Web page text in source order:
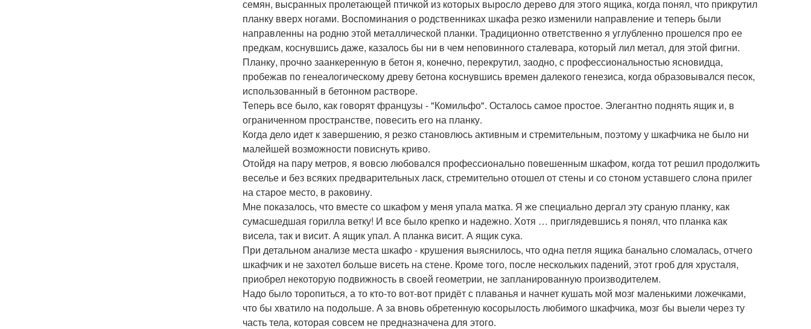
семян, высранных пролетающей птичкой из которых выросло дерево для этого ящика, когда понял, что прикрутил
планку вверх ногами. Воспоминания о родственниках шкафа резко изменили направление и теперь были
направленны на родню этой металлической планки. Традиционно ответственно я углубленно прошелся про ее
предкам, коснувшись даже, казалось бы ни в чем неповинного сталевара, который лил метал, для этой фигни.
Планку, прочно заанкеренную в бетон я, конечно, перекрутил, заодно, с профессиональностью ясновидца,
пробежав по генеалогическому древу бетона коснувшись времен далекого генезиса, когда образовывался песок,
использованный в бетонном растворе.
Теперь все было, как говорят французы - "Комильфо". Осталось самое простое. Элегантно поднять ящик и, в
ограниченном пространстве, повесить его на планку.
Когда дело идет к завершению, я резко становлюсь активным и стремительным, поэтому у шкафчика не было ни
малейшей возможности повиснуть криво.
Отойдя на пару метров, я вовсю любовался профессионально повешенным шкафом, когда тот решил продолжить
веселье и без всяких предварительных ласк, стремительно отошел от стены и со стоном уставшего слона прилег
на старое место, в раковину.
Мне показалось, что вместе со шкафом у меня упала матка. Я же специально дергал эту сраную планку, как
сумасшедшая горилла ветку! И все было крепко и надежно. Хотя … приглядевшись я понял, что планка как
висела, так и висит. А ящик упал. А планка висит. А ящик сука.
При детальном анализе места шкафо - крушения выяснилось, что одна петля ящика банально сломалась, отчего
шкафчик и не захотел больше висеть на стене. Кроме того, после нескольких падений, этот гроб для хрусталя,
приобрел некоторую подвижность в своей геометрии, не запланированную производителем.
Надо было торопиться, а то кто-то вот-вот придёт с плаванья и начнет кушать мой мозг маленькими ложечками,
что бы хватило на подольше. А за вновь обретенную косорылость любимого шкафчика, мозг бы выели через ту
часть тела, которая совсем не предназначена для этого.